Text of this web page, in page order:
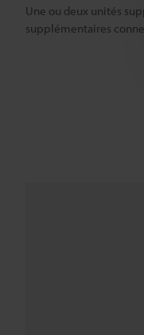
Une ou deux unités
supplémentaires